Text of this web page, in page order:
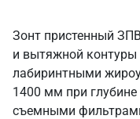
Зонт пристенный
и вытяжной
лабиринтными
1400 мм при
съемными